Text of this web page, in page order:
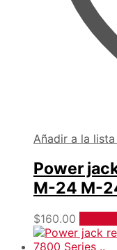
Añadir a la
Power
M-24 M-
$160.00